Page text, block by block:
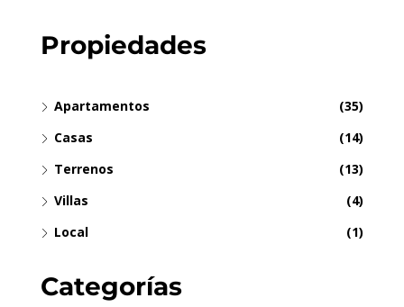
Propiedades
Apartamentos
(35)
Casas
(14)
Terrenos
(13)
Villas
(4)
Local
(1)
Categorías